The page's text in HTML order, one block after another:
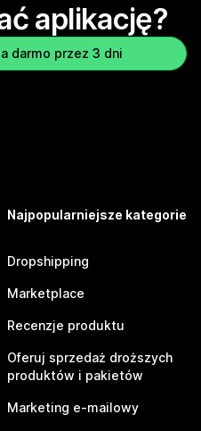
aplikację?
darmo przez 3 dni
Najpopularniejsze kategorie
Dropshipping
Marketplace
Recenzje produktu
Oferuj sprzedaż droższych
produktów i pakietów
Marketing e-mailowy